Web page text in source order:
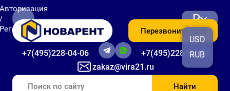
zakaz@vira21.ru
+7(495)228-04-06 +7(495)228-06-56
Перезвоните мне
₽
USD
RUB
Найти